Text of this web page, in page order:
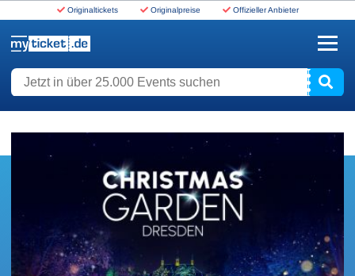
Originaltickets Originalpreise Offizieller Anbieter
Jetzt in über 25.000 Events suchen